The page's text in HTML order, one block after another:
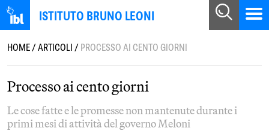
ISTITUTO BRUNO LEONI
HOME/ARTICOLI/PROCESSO AI CENTO GIORNI
Processo ai cento giorni
Le cose fatte e le promesse non mantenute durante i
primi mesi di attività del governo Meloni